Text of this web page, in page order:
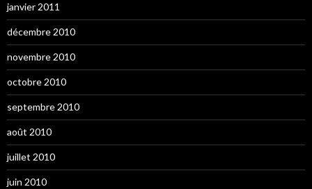
janvier 2011
décembre 2010
novembre 2010
octobre 2010
septembre 2010
août 2010
juillet 2010
juin 2010